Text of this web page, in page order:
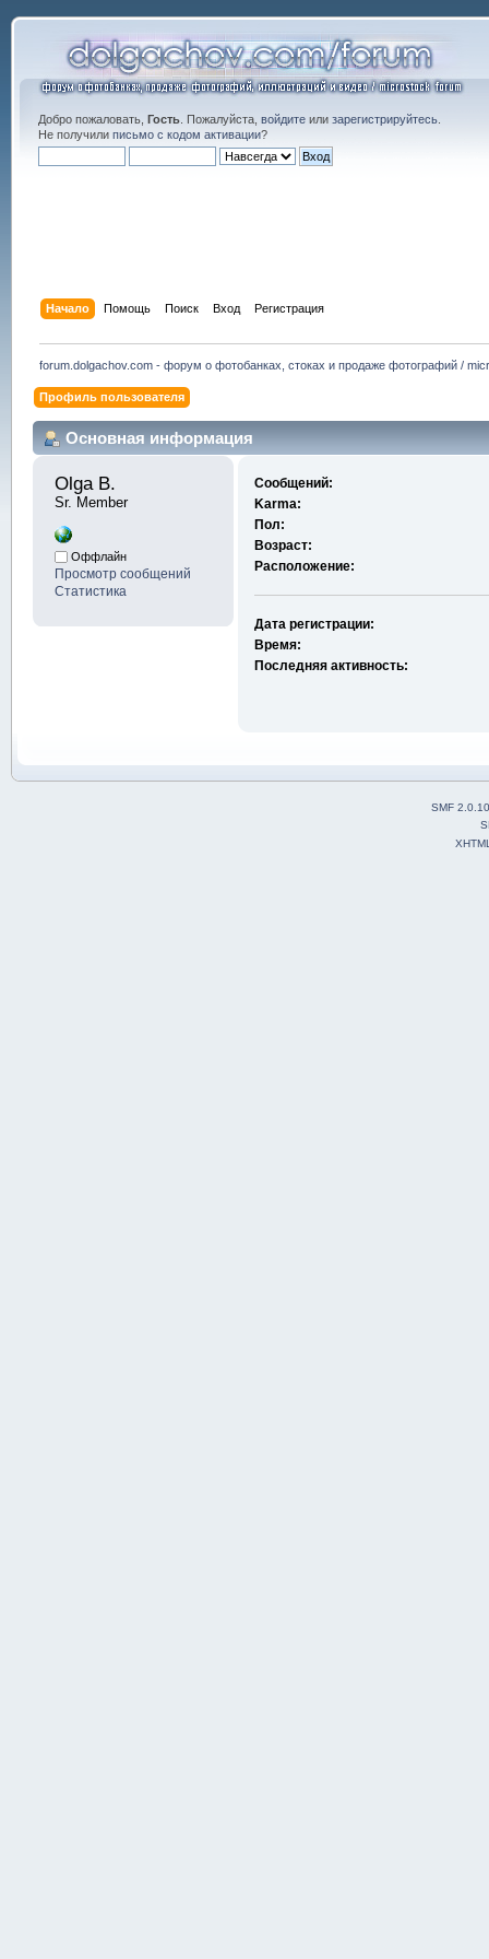
Добро пожаловать, Гость. Пожалуйста, войдитеили зарегистрируйтесь.
Не получили письмо с кодом активации?
Начало Помощь Поиск Вход Регистрация
forum.dolgachov.com - форум о фотобанках, стоках и продаже фотографий /
Профиль пользователя
Основная информация
Olga B.
Sr. Member
Оффлайн
Просмотр сообщений
Статистика
Сообщений:
Karma:
Пол:
Возраст:
Расположение:
Дата регистрации:
Время:
Последняя активность:
SMF